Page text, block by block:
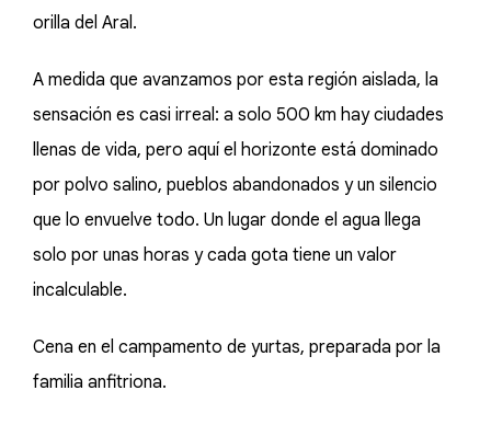
orilla del Aral.
A medida que avanzamos por esta región aislada, la
sensación es casi irreal: a solo 500 km hay ciudades
llenas de vida, pero aquí el horizonte está dominado
por polvo salino, pueblos abandonados y un silencio
que lo envuelve todo. Un lugar donde el agua llega
solo por unas horas y cada gota tiene un valor
incalculable.
Cena en el campamento de yurtas, preparada por la
familia anfitriona.